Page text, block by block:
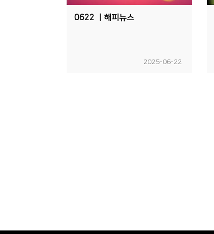
0622 ㅣ해피뉴스
2025-06-22